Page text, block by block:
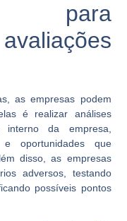
para
as empresas podem
é realizar análises
da empresa,
e oportunidades que
disso, as empresas
adversos, testando
possíveis pontos